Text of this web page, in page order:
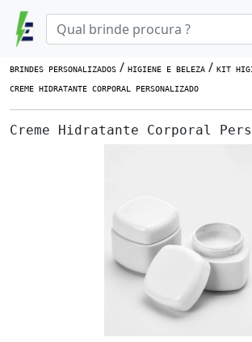
BRINDES PERSONALIZADOS / HIGIENE E BELEZA / KIT
CREME HIDRATANTE CORPORAL PERSONALIZADO
Creme Hidratante Corporal